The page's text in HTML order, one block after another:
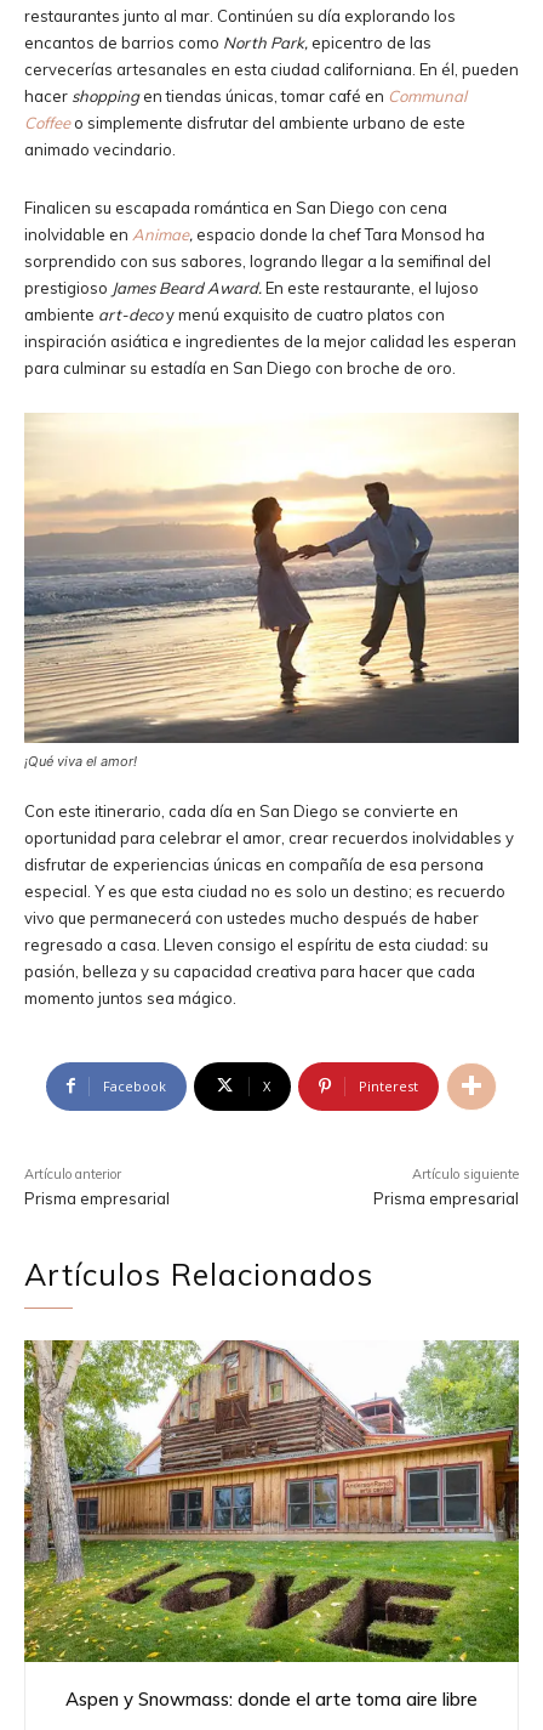
restaurantes junto al mar. Continúen su día explorando los
encantos de barrios como North Park, epicentro de las
cervecerías artesanales en esta ciudad californiana. En él, pueden
hacer shoppingen tiendas únicas, tomar café en Communal
Coffeeo simplemente disfrutar del ambiente urbano de este
animado vecindario.
Finalicen su escapada romántica en San Diego con cena
inolvidable en Animae, espacio donde la chefTara Monsod ha
sorprendido con sus sabores, logrando llegar a la semifinal del
prestigioso James Beard Award.En este restaurante, el lujoso
ambiente art-decoy menú exquisito de cuatro platos con
inspiración asiática e ingredientes de la mejor calidad les esperan
para culminar su estadía en San Diego con broche de oro.
¡Qué viva el amor!
Con este itinerario, cada día en San Diego se convierte en
oportunidad para celebrar el amor, crear recuerdos inolvidables y
disfrutar de experiencias únicas en compañía de esa persona
especial. Y es que esta ciudad no es solo un destino; es recuerdo
vivo que permanecerá con ustedes mucho después de haber
regresado a casa. Lleven consigo el espíritu de esta ciudad: su
pasión, belleza y su capacidad creativa para hacer que cada
momento juntos sea mágico.
Facebook X Pinterest
Artículo anterior
Prisma empresarial
Artículo siguiente
Prisma empresarial
Artículos Relacionados
Aspen y Snowmass: donde el arte toma aire libre